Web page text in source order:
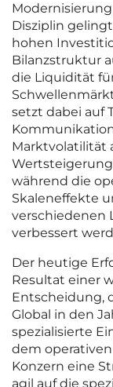
Disziplin
hohen
Bilanzstruktur
die Liquidität
setzt dabei auf
Marktvolatilität
während die
Skaleneffekte
verschiedenen
verbessert
Der heutige
Resultat einer
Entscheidung,
Global in den
spezialisierte
dem
Konzern eine
agil auf die